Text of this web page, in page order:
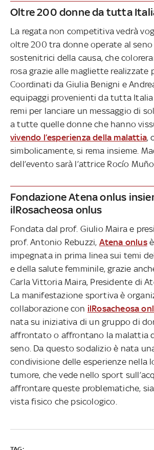
Oltre 200 donne da tutta
La regata non competitiva vedrà
oltre 200 tra donne operate al
sostenitrici della causa, che
rosa grazie alle magliette realizzate
Coordinati da Giulia Benigni e
equipaggi provenienti da tutta
remi per lanciare un messaggio di
a tutte quelle donne che hanno
vivendo l’esperienza della malattia,
simbolicamente, si rema insieme.
dell’evento sarà l’attrice Rocío
Fondazione Atena onlus
ilRosacheosa onlus
Fondata dal prof. Giulio Maira e
prof. Antonio Rebuzzi, Atena onlus
impegnata in prima linea sui temi
e della salute femminile, grazie
Carla Vittoria Maira, Presidente di
La manifestazione sportiva è
collaborazione con ilRosacheosa
nata su iniziativa di un gruppo di
affrontato o affrontano la malattia
seno. Da questo sodalizio è nata
condivisione delle esperienze nella
tumore, che vede nello sport
affrontare queste problematiche,
vista fisico che psicologico.